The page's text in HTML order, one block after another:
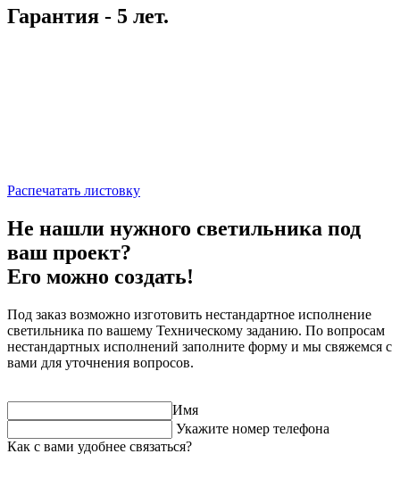
Гарантия - 5 лет.
Распечатать листовку
Не нашли нужного светильника под
ваш проект?
Его можно создать!
Под заказ возможно изготовить нестандартное исполнение
светильника по вашему Техническому заданию. По вопросам
нестандартных исполнений заполните форму и мы свяжемся с
вами для уточнения вопросов.
Имя
Укажите номер телефона
Как с вами удобнее связаться?